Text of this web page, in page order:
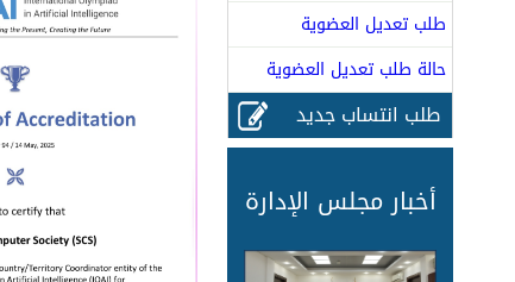
طلب تعديل العضوية
حالة طلب تعديل العضوية
طلب انتساب جديد
أخبار مجلس الإدارة